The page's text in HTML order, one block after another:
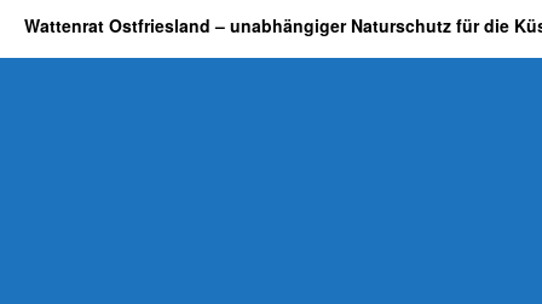
Wattenrat Ostfriesland – unabhängiger Naturschutz für die